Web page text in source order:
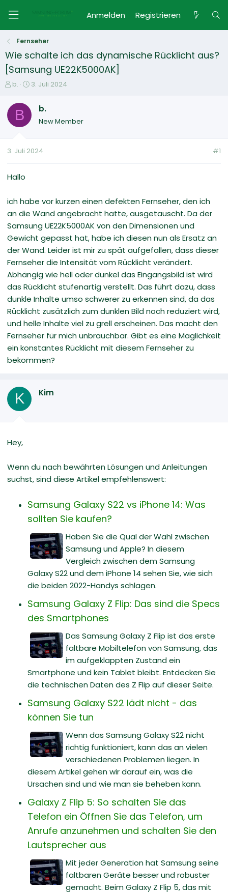
Anmelden Registrieren
Fernseher
Wie schalte ich das dynamische Rücklicht aus?
[Samsung UE22K5000AK]
E
s
e
e
b.
E
t
t
3. Juli 2024
B b.
New Member
3. Juli 2024 #1
Hallo
ich habe vor kurzen einen defekten Fernseher, den ich
an die Wand angebracht hatte, ausgetauscht. Da der
Samsung UE22K5000AK von den Dimensionen und
Gewicht gepasst hat, habe ich diesen nun als Ersatz an
der Wand. Leider ist mir zu spät aufgefallen, dass dieser
Fernseher die Intensität vom Rücklicht verändert.
Abhängig wie hell oder dunkel das Eingangsbild ist wird
das Rücklicht stufenartig verstellt. Das führt dazu, dass
dunkle Inhalte umso schwerer zu erkennen sind, da das
Rücklicht zusätzlich zum dunklen Bild noch reduziert wird,
und helle Inhalte viel zu grell erscheinen. Das macht den
Fernseher für mich unbrauchbar. Gibt es eine Mäglichkeit
ein konstantes Rücklicht mit diesem Fernseher zu
bekommen?
K Kim
Hey,
Wenn du nach bewährten Lösungen und Anleitungen
suchst, sind diese Artikel empfehlenswert:
Samsung Galaxy S22 vs iPhone 14: Was
sollten Sie kaufen?
Haben Sie die Qual der Wahl zwischen
Samsung und Apple? In diesem
Vergleich zwischen dem Samsung
Galaxy S22 und dem iPhone 14 sehen Sie, wie sich
die beiden 2022-Handys schlagen.
Samsung Galaxy Z Flip: Das sind die Specs
des Smartphones
Das Samsung Galaxy Z Flip ist das erste
faltbare Mobiltelefon von Samsung, das
im aufgeklappten Zustand ein
Smartphone und kein Tablet bleibt. Entdecken Sie
die technischen Daten des Z Flip auf dieser Seite.
Samsung Galaxy S22 lädt nicht - das
können Sie tun
Wenn das Samsung Galaxy S22 nicht
richtig funktioniert, kann das an vielen
verschiedenen Problemen liegen. In
diesem Artikel gehen wir darauf ein, was die
Ursachen sind und wie man sie beheben kann.
Galaxy Z Flip 5: So schalten Sie das
Telefon ein Öffnen Sie das Telefon, um
Anrufe anzunehmen und schalten Sie den
Lautsprecher aus
Mit jeder Generation hat Samsung seine
faltbaren Geräte besser und robuster
gemacht. Beim Galaxy Z Flip 5, das mit